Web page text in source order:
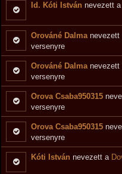
Id. Kóti István nevezett a
Orováné Dalma nevezett
versenyre
Orováné Dalma nevezett
versenyre
Orova Csaba950315
versenyre
Orova Csaba950315
versenyre
Kóti István nevezett a